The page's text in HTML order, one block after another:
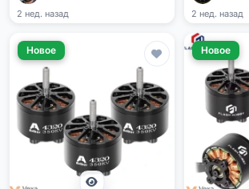
2 нед. назад 2 нед. назад
Новое Новое